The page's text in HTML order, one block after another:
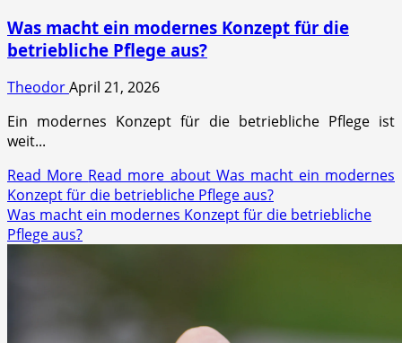
Was macht ein modernes Konzept für die
betriebliche Pflege aus?
TheodorApril 21, 2026
Ein modernes Konzept für die betriebliche Pflege ist
weit...
Read More Read more about Was macht ein modernes
Konzept für die betriebliche Pflege aus?
Was macht ein modernes Konzept für die betriebliche
Pflege aus?